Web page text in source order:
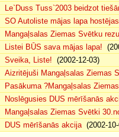
Le`Duss Tuss`2003 beidzot
SO Autoliste mājas lapa
Mangaļsalas Ziemas Svētku
Listei BŪS sava mājas lapa!
Sveika, Liste! (2002-12-03)
Aizritējuši Mangaļsalas Ziemas
Pasākuma ?Mangaļsalas
Noslēgusies DUS mērīšanās
Mangaļsalas Ziemas Svētki
DUS mērīšanās akcija(2002-10-